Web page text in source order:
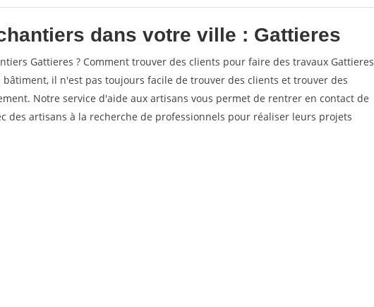
dans votre ville : Gattieres
Gattieres ? Comment trouver des clients pour faire des travaux Gattieres
il n'est pas toujours facile de trouver des clients et trouver des
Notre service d'aide aux artisans vous permet de rentrer en contact de
des artisans à la recherche de professionnels pour réaliser leurs projets